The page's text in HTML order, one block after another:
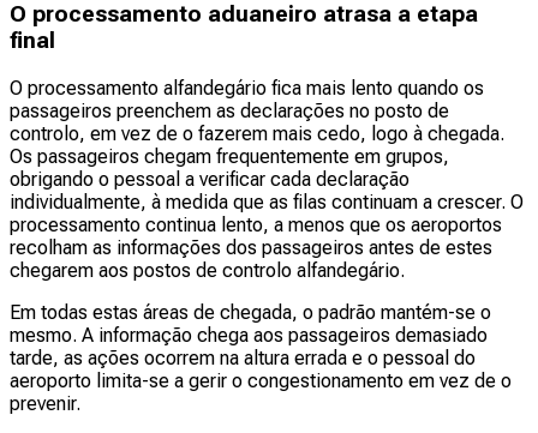
O processamento aduaneiro atrasa a etapa
final
O processamento alfandegário fica mais lento quando os
passageiros preenchem as declarações no posto de
controlo, em vez de o fazerem mais cedo, logo à chegada.
Os passageiros chegam frequentemente em grupos,
obrigando o pessoal a verificar cada declaração
individualmente, à medida que as filas continuam a crescer. O
processamento continua lento, a menos que os aeroportos
recolham as informações dos passageiros antes de estes
chegarem aos postos de controlo alfandegário.
Em todas estas áreas de chegada, o padrão mantém-se o
mesmo. A informação chega aos passageiros demasiado
tarde, as ações ocorrem na altura errada e o pessoal do
aeroporto limita-se a gerir o congestionamento em vez de o
prevenir.